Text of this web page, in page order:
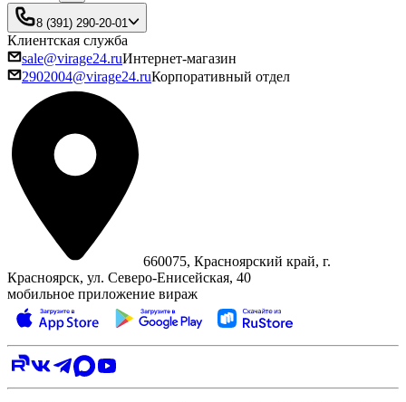
8 (391) 290-20-01
Клиентская служба
sale@virage24.ruИнтернет-магазин
2902004@virage24.ruКорпоративный отдел
660075, Красноярский край, г.
Красноярск, ул. Северо‑Енисейская, 40
мобильное приложение вираж